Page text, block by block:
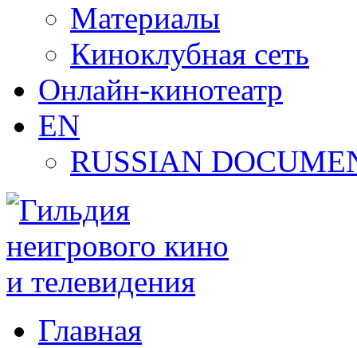
Материалы
Киноклубная сеть
Онлайн-кинотеатр
EN
RUSSIAN
Главная